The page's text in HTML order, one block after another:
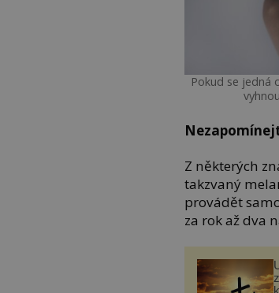
Pokud se jedná
Z některých
takzvaný
provádět
za rok až dva